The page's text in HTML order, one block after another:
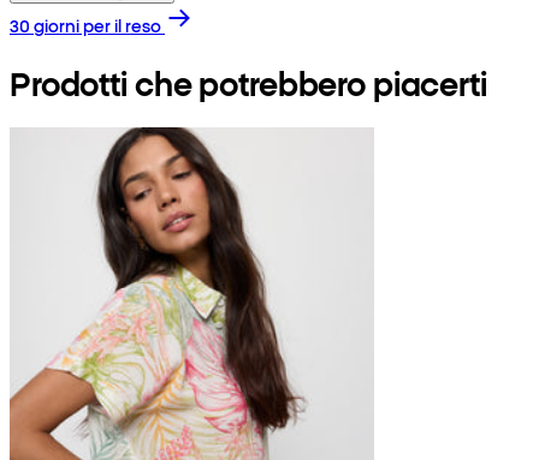
30 giorni per il reso
Prodotti che potrebbero piacerti